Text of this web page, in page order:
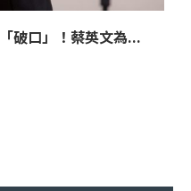
破口」！蔡英文為...